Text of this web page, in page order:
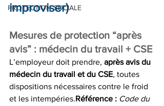
PROTECTION SOCIALE
improviser)
Mesures de protection “après
avis” : médecin du travail + CSE
L’employeur doit prendre, après avis du
médecin du travail et du CSE, toutes
dispositions nécessaires contre le froid
et les intempéries.Référence : Code du